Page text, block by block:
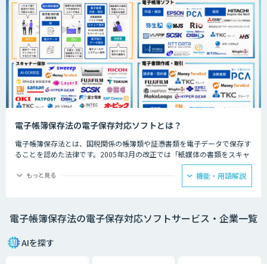
電子帳簿保存法の電子保存対応ソフトとは？
電子帳簿保存法とは、国税関係の帳簿類や証憑書類を電子データで保存す
ることを認めた法律です。2005年3月の改正では「紙媒体の書類をスキャ
ンして保存したもの」も認められるようになりました。
現在では以下の3つの方法での保存が可能となっています。
DVDなどに保存する方法。
・COM電子計算機出力マイクロフィルム PCで書類を作成し、COM（電子
計算機出力マイクロフィルム）に保存する方法。
もっと見る 機能・用語解説
電子帳簿保存法の電子保存対応ソフトサービス・企業一覧
AIを探す